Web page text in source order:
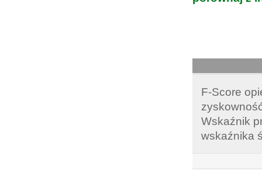
F-Score
Wskaźnik
wskaźnika